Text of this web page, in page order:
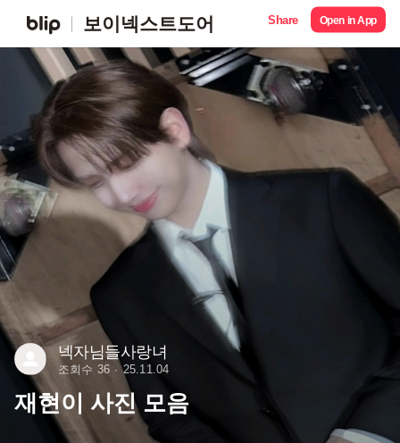
보이넥스트도어 Share Open in App
넥자님들사랑녀
조회수 36 25.11.04
재현이 사진 모음